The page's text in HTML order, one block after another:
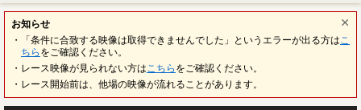
お知らせ
・「条件に合致する映像は取得できませんでした」というエラーが出る方は こ
ちら をご確認ください。
・レース映像が見られない方は こちら をご確認ください。
・レース開始前は、他場の映像が流れることがあります。